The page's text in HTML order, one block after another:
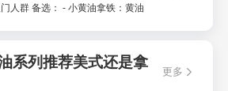
人群 备选： - 小黄油拿铁：黄油
系列推荐美式还是拿
更多